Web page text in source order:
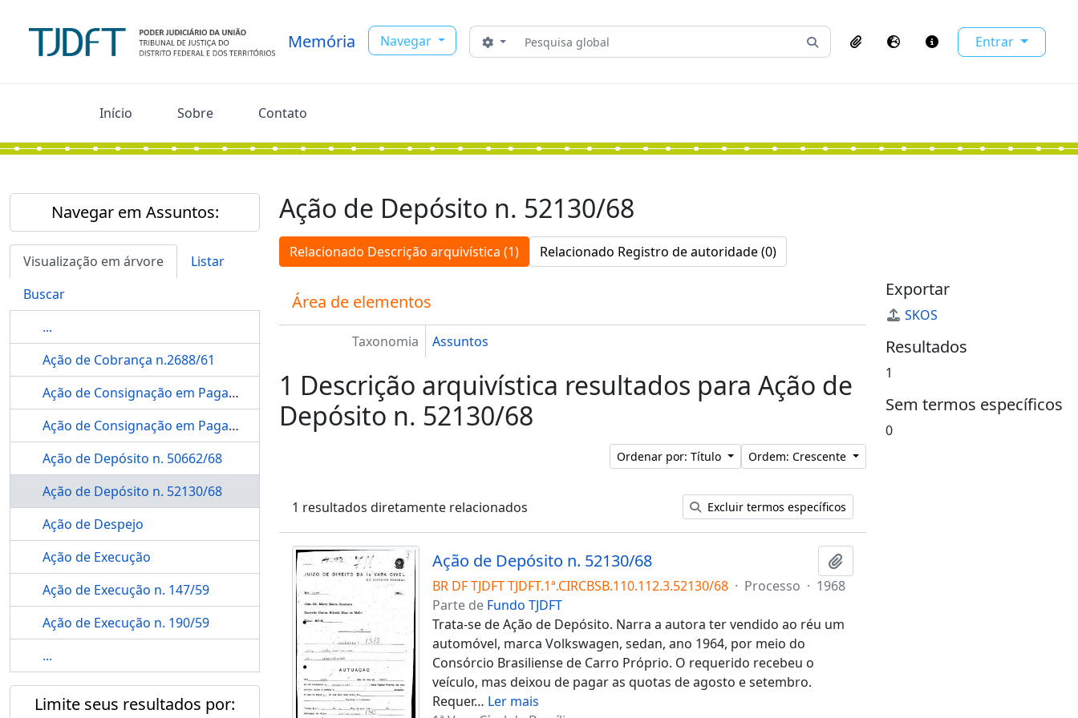
Memória Navegar Buscar
Opções de busca Busque na página de navegação
ClipboardIdioma Atalhos Entrar
Início Sobre Contato
Navegar em Assuntos:
Visualização em árvore
Listar
Buscar
...
Ação de Cobrança n.2688/61
Ação de Consignação em Pagamento n. 43861/67
Ação de Consignação em Pagamento n.1658/61
Ação de Depósito n. 50662/68
Ação de Depósito n. 52130/68
Ação de Despejo
Ação de Execução
Ação de Execução n. 147/59
Ação de Execução n. 190/59
...
Limite seus resultados por:
Ação de Depósito n. 52130/68
Relacionado Descrição arquivística (1) Relacionado Registro de autoridade (0)
Área de elementos
Taxonomia Assuntos
1 Descrição arquivística resultados para Ação de
Depósito n. 52130/68
Ordenar por: Título Ordem: Crescente
1 resultados diretamente relacionados Excluir termos específicos
Ação de Depósito n. 52130/68
BR DF TJDFT TJDFT.1ª.CIRCBSB.110.112.3.52130/68 · Processo · 1968
Parte de Fundo TJDFT
Trata-se de Ação de Depósito. Narra a autora ter vendido ao réu um
automóvel, marca Volkswagen, sedan, ano 1964, por meio do
Consórcio Brasiliense de Carro Próprio. O requerido recebeu o
veículo, mas deixou de pagar as quotas de agosto e setembro.
Requer… Ler mais
Exportar
SKOS
Resultados
1
Sem termos específicos
0